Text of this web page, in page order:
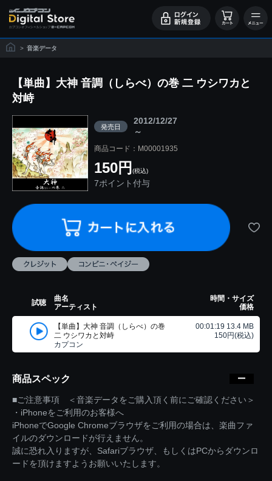
> 音楽データ
【単曲】大神 音調（しらべ）の巻 二 ウシワカと
対峙
発売日
2012/12/27
～
商品コード：M00001935
150円 (税込)
7ポイント付与
試聴
曲名
アーティスト
時間・サイズ
価格
【単曲】大神 音調（しらべ）の巻
二 ウシワカと対峙
カプコン
00:01:19 13.4 MB
150円(税込)
商品スペック
■ご注意事項 ＜音楽データをご購入頂く前にご確認ください＞
・iPhoneをご利用のお客様へ
iPhoneでGoogle Chromeブラウザをご利用の場合は、楽曲ファ
イルのダウンロードが行えません。
誠に恐れ入りますが、Safariブラウザ、もしくはPCからダウンロ
ードを頂けますようお願いいたします。